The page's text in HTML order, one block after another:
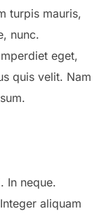
turpis mauris,
nunc.
eget,
quis velit. Nam
In neque.
aliquam